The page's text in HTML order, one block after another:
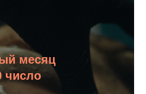
месяц
число